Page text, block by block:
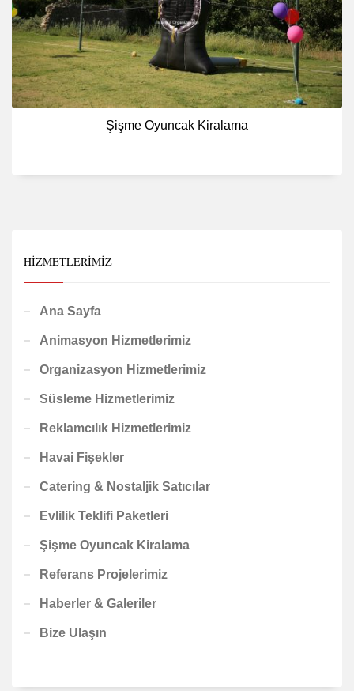
Şişme Oyuncak Kiralama
HIZMETLERIMIZ
Ana Sayfa
Animasyon Hizmetlerimiz
Organizasyon Hizmetlerimiz
Süsleme Hizmetlerimiz
Reklamcılık Hizmetlerimiz
Havai Fişekler
Catering & Nostaljik Satıcılar
Evlilik Teklifi Paketleri
Şişme Oyuncak Kiralama
Referans Projelerimiz
Haberler & Galeriler
Bize Ulaşın